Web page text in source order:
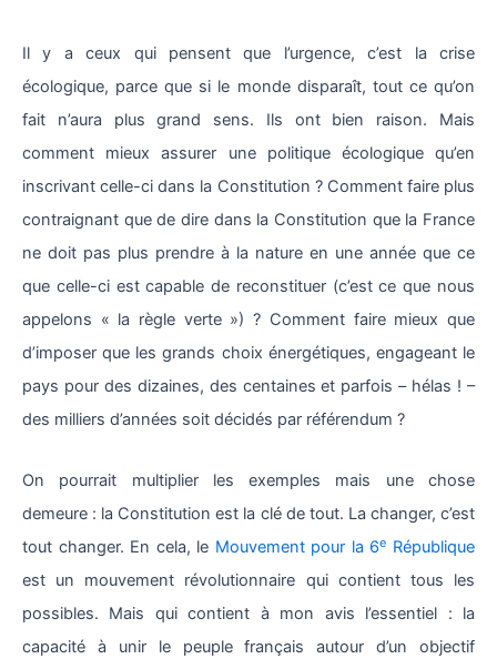
Il y a ceux qui pensent que l’urgence, c’est la crise
écologique, parce que si le monde disparaît, tout ce qu’on
fait n’aura plus grand sens. Ils ont bien raison. Mais
comment mieux assurer une politique écologique qu’en
inscrivant celle-ci dans la Constitution ? Comment faire plus
contraignant que de dire dans la Constitution que la France
ne doit pas plus prendre à la nature en une année que ce
que celle-ci est capable de reconstituer (c’est ce que nous
appelons « la règle verte ») ? Comment faire mieux que
d’imposer que les grands choix énergétiques, engageant le
pays pour des dizaines, des centaines et parfois – hélas ! –
des milliers d’années soit décidés par référendum ?
On pourrait multiplier les exemples mais une chose
demeure : la Constitution est la clé de tout. La changer, c’est
tout changer. En cela, le Mouvement pour la 6e République
est un mouvement révolutionnaire qui contient tous les
possibles. Mais qui contient à mon avis l’essentiel : la
capacité à unir le peuple français autour d’un objectif